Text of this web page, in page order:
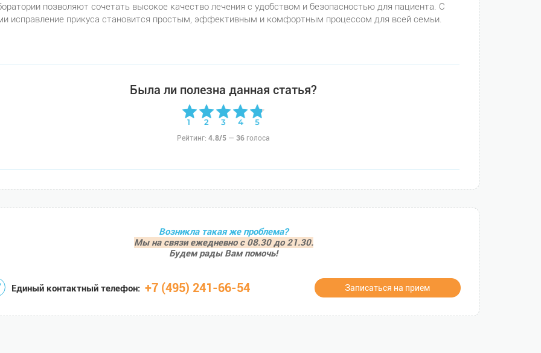
позволяют сочетать высокое качество лечения с удобством и безопасностью для пациента. С
исправление прикуса становится простым, эффективным и комфортным процессом для всей семьи.
Была ли полезна данная статья?
Рейтинг: 4.8/5 — 36 голоса
Возникла такая же проблема?
Мы на связи ежедневно с 08.30 до 21.30.
Будем рады Вам помочь!
Единый контактный телефон: +7 (495) 241-66-54 Записаться на прием